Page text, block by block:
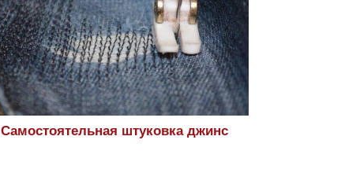
Самостоятельная штуковка джинс